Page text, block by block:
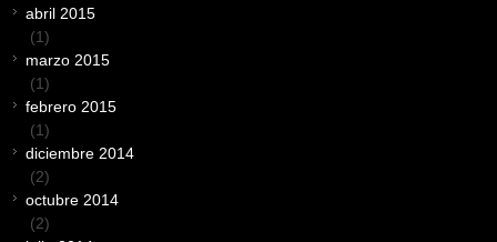
abril 2015
(1)
marzo 2015
(1)
febrero 2015
(1)
diciembre 2014
(2)
octubre 2014
(2)